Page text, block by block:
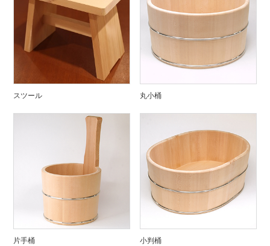
スツール 丸小桶
片手桶 小判桶